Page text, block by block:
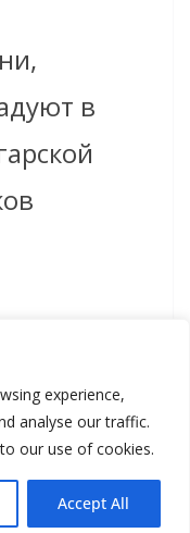
experience,
analyse our traffic.
our use of cookies.
Accept All
в
byWordPress